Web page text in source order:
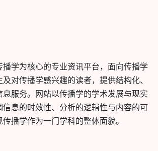
播学为核心的专业资讯平台，面向传播学
对传播学感兴趣的读者，提供结构化、
息服务。网站以传播学的学术发展与现实
信息的时效性、分析的逻辑性与内容的可
播学作为一门学科的整体面貌。